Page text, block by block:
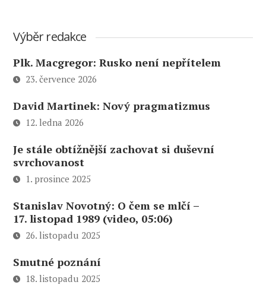
Výběr redakce
Plk. Macgregor: Rusko není nepřítelem
23. července 2026
David Martinek: Nový pragmatizmus
12. ledna 2026
Je stále obtížnější zachovat si duševní
svrchovanost
1. prosince 2025
Stanislav Novotný: O čem se mlčí –
17. listopad 1989 (video, 05:06)
26. listopadu 2025
Smutné poznání
18. listopadu 2025